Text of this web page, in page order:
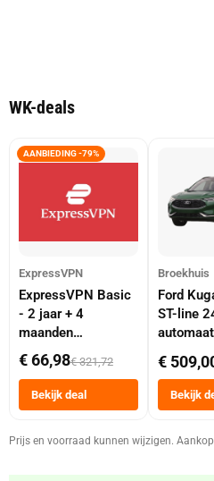
WK-deals
AANBIEDING -79%
ExpressVPN
ExpressVPN Basic
- 2 jaar + 4
maanden
abonnement
€ 66,98€ 321,72
Bekijk deal
Broekhuis
Ford
ST-line
automaat
€
Bekijk
Prijs en voorraad kunnen wijzigen.